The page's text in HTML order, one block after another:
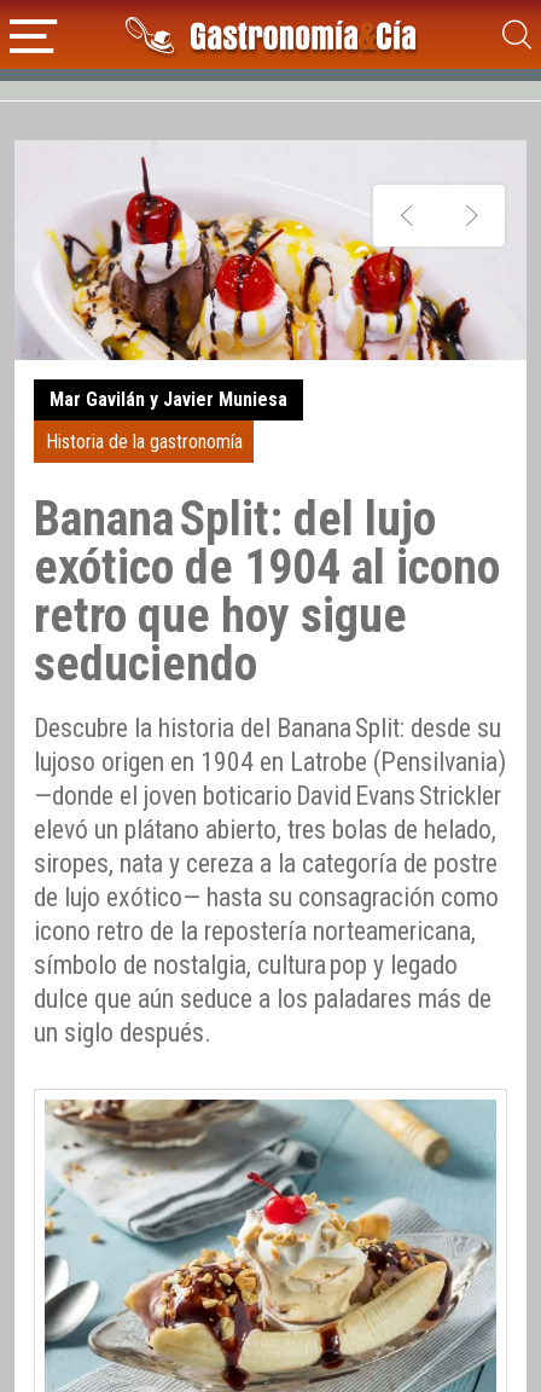
Mar Gavilán y Javier Muniesa
Historia de la gastronomía
Banana Split: del lujo
exótico de 1904 al icono
retro que hoy sigue
seduciendo
Descubre la historia del Banana Split: desde su
lujoso origen en 1904 en Latrobe (Pensilvania)
—donde el joven boticario David Evans Strickler
elevó un plátano abierto, tres bolas de helado,
siropes, nata y cereza a la categoría de postre
de lujo exótico— hasta su consagración como
icono retro de la repostería norteamericana,
símbolo de nostalgia, cultura pop y legado
dulce que aún seduce a los paladares más de
un siglo después.